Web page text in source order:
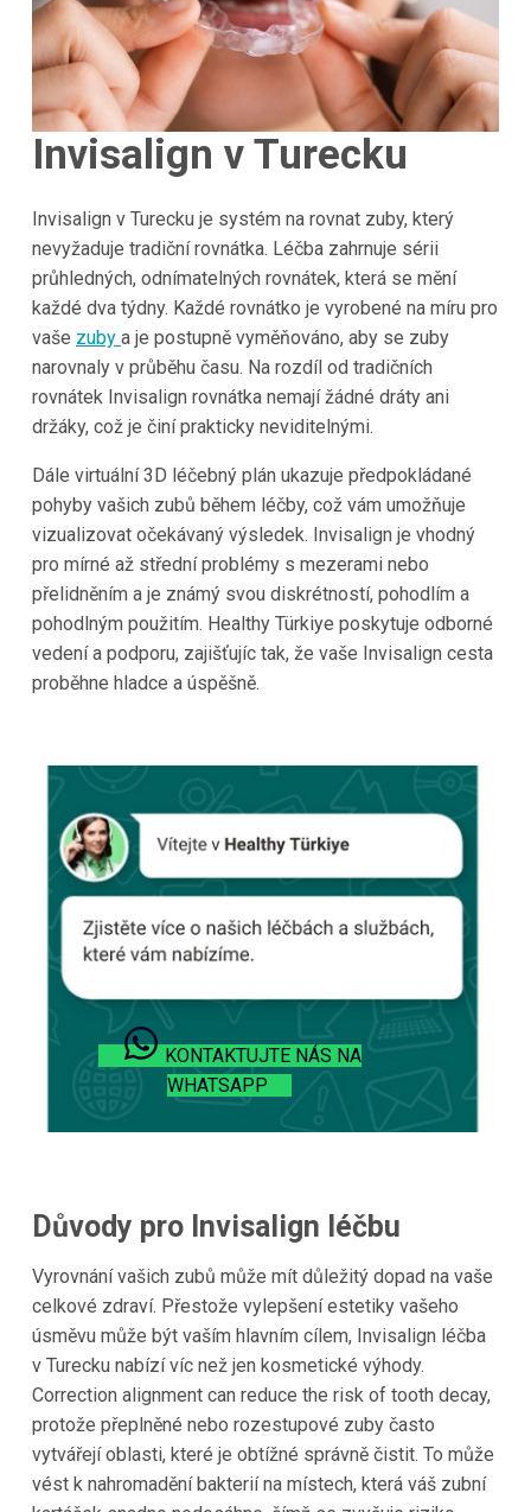
Invisalign v Turecku
Invisalign v Turecku je systém na rovnat zuby, který
nevyžaduje tradiční rovnátka. Léčba zahrnuje sérii
průhledných, odnímatelných rovnátek, která se mění
každé dva týdny. Každé rovnátko je vyrobené na míru pro
vaše zuby a je postupně vyměňováno, aby se zuby
narovnaly v průběhu času. Na rozdíl od tradičních
rovnátek Invisalign rovnátka nemají žádné dráty ani
držáky, což je činí prakticky neviditelnými.
Dále virtuální 3D léčebný plán ukazuje předpokládané
pohyby vašich zubů během léčby, což vám umožňuje
vizualizovat očekávaný výsledek. Invisalign je vhodný
pro mírné až střední problémy s mezerami nebo
přelidněním a je známý svou diskrétností, pohodlím a
pohodlným použitím. Healthy Türkiye poskytuje odborné
vedení a podporu, zajišťujíc tak, že vaše Invisalign cesta
proběhne hladce a úspěšně.
KONTAKTUJTE NÁS NA
WHATSAPP
Důvody pro Invisalign léčbu
Vyrovnání vašich zubů může mít důležitý dopad na vaše
celkové zdraví. Přestože vylepšení estetiky vašeho
úsměvu může být vaším hlavním cílem, Invisalign léčba
v Turecku nabízí víc než jen kosmetické výhody.
Correction alignment can reduce the risk of tooth decay,
protože přeplněné nebo rozestupové zuby často
vytvářejí oblasti, které je obtížné správně čistit. To může
vést k nahromadění bakterií na místech, která váš zubní